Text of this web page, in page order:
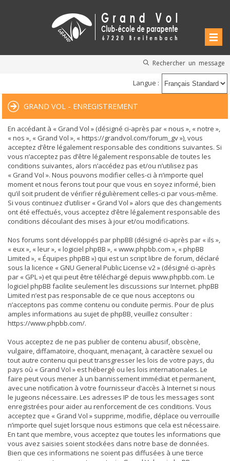
Rechercher un message
Langue :
GRAND VOL - ENREGISTREMENT
En accédant à « Grand Vol » (désigné ci-après par « nous », « notre »,
« nos », « Grand Vol », « https://grandvol.com/forum_gv »), vous
acceptez d’être légalement responsable des conditions suivantes. Si
vous n’acceptez pas d’être légalement responsable de toutes les
conditions suivantes, alors n’accédez pas et/ou n’utilisez pas
« Grand Vol ». Nous pouvons modifier celles-ci à n’importe quel
moment et nous ferons tout pour que vous en soyez informé, bien
qu’il soit prudent de vérifier régulièrement celles-ci par vous-même.
Si vous continuez d’utiliser « Grand Vol » alors que des changements
ont été effectués, vous acceptez d’être légalement responsable des
conditions découlant des mises à jour et/ou modifications.
Nos forums sont développés par phpBB (désigné ci-après par « ils »,
« eux », « leur », « logiciel phpBB », « www.phpbb.com », « phpBB
Limited », « Équipes phpBB ») qui est un script libre de forum, déclaré
sous la licence « GNU General Public License v2» (désigné ci-après
par « GPL ») et qui peut être téléchargé depuis www.phpbb.com. Le
logiciel phpBB facilite seulement les discussions sur Internet. phpBB
Limited n’est pas responsable de ce que nous acceptons ou
n’acceptons pas comme contenu ou conduite permis. Pour de plus
amples informations au sujet de phpBB, veuillez consulter :
https://www.phpbb.com/.
Vous acceptez de ne pas publier de contenu abusif, obscène,
vulgaire, diffamatoire, choquant, menaçant, à caractère sexuel ou
tout autre contenu qui peut transgresser les lois de votre pays, du
pays où « Grand Vol » est hébergé ou les lois internationales. Le
faire peut vous mener à un bannissement immédiat et permanent,
avec une notification à votre fournisseur d’accès à Internet si nous
le jugeons nécessaire. Les adresses IP de tous les messages sont
enregistrées pour aider au renforcement de ces conditions. Vous
acceptez que « Grand Vol » supprime, modifie, déplace ou verrouille
n’importe quel sujet lorsque nous estimons que cela est nécessaire.
En tant que membre, vous acceptez que toutes les informations que
vous avez saisies soient stockées dans notre base de données.
Bien que ces informations ne soient pas diffusées à une tierce